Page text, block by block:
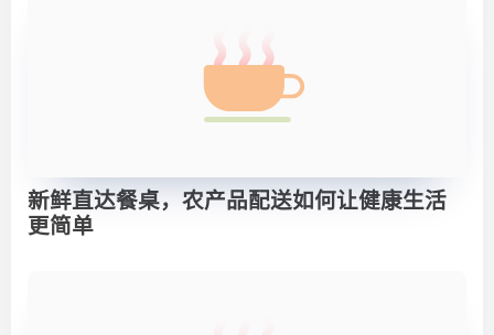
新鲜直达餐桌，农产品配送如何让健康生活
更简单